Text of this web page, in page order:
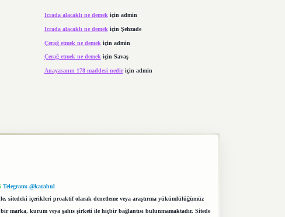
Icrada alacaklı ne demekiçin admin
Icrada alacaklı ne demek için Şehzade
Çerağ etmek ne demek için admin
Çerağ etmek ne demek için Savaş
Anayasanın 178 maddesi nediriçin admin
Telegram: @karabul
sitedeki içerikleri proaktif olarak denetleme veya araştırma yükümlülüğümüz
marka, kurum veya şahıs şirketi ile hiçbir bağlantısı bulunmamaktadır. Sitede